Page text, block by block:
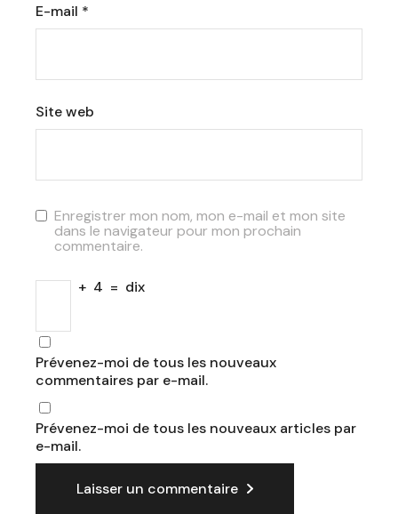
E-mail *
Site web
Enregistrer mon nom, mon e-mail et mon site
dans le navigateur pour mon prochain
commentaire.
+ 4 = dix
Prévenez-moi de tous les nouveaux
commentaires par e-mail.
Prévenez-moi de tous les nouveaux articles par
e-mail.
Laisser un commentaire